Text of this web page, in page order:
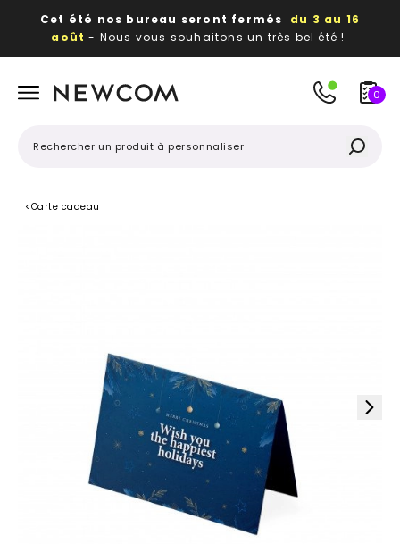
Cet été nos bureau seront fermés du 3 au 16
août - Nous vous souhaitons un très bel été !
publicitaires
0
< Carte cadeau